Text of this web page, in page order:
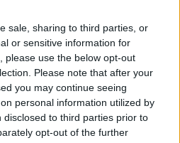
sale, sharing to third parties, or
or sensitive information for
please use the below opt-out
Please note that after your
you may continue seeing
personal information utilized by
to third parties prior to
opt-out of the further
me të kuq dhe